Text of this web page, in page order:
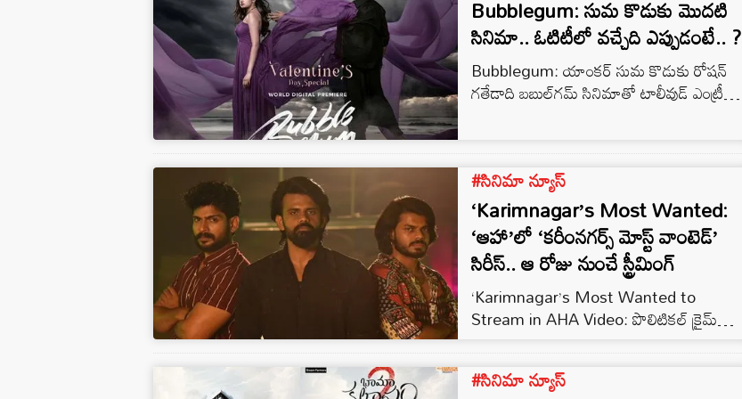
Bubblegum: సుమ కొడుకు మొదటి
సినిమా.. ఓటిటీలో వచ్చేది ఎప్పుడంటే.. ?
Bubblegum: యాంకర్ సుమ కొడుకు రోషన్
గతేడాది బబుల్‌గమ్ సినిమాతో టాలీవుడ్ ఎంట్రీ
సరసన మానస చౌదరి నటించింది. డిసెంబర్ 29 న
రిలీజ్ అయిన ఈ సినిమా ఇప్పటికే ప్రేక్షకులను
ఆకట్టుకుని బాక్సాఫీస్ వద్ద భారీ విజయాన్ని
సాధించిన సంగతి తెలిసిందే.
#సినిమా న్యూస్
‘Karimnagar’s Most Wanted:
‘ఆహా’లో ‘కరీంనగర్స్ మోస్ట్ వాంటెడ్’
సిరీస్.. ఆ రోజు నుంచే స్ట్రీమింగ్
‘Karimnagar’s Most Wanted to
Stream in AHA Video: పొలిటికల్ క్రైమ్
డ్రామా వెబ్ సిరీస్ కరీంనగర్స్- మోస్ట్ వాంటెడ్
సినిమా నిర్మాణంలో బాలాజీ భువనగిరి దర్శకత్వం
#సినిమా న్యూస్